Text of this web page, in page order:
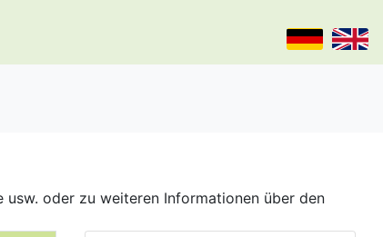
oder zu weiteren Informationen über den